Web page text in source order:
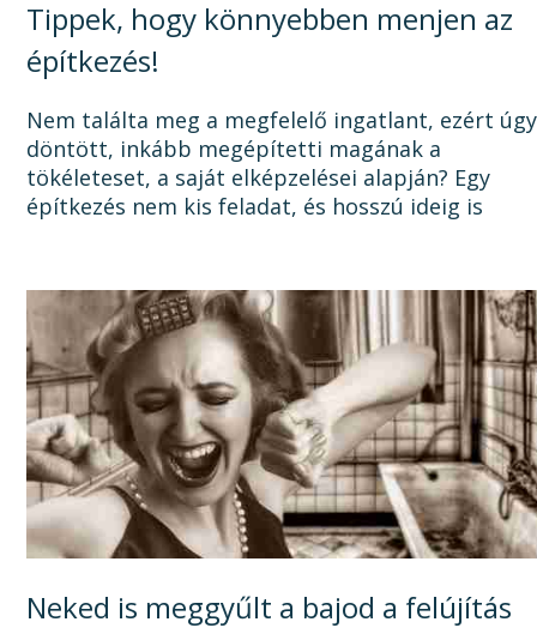
Tippek, hogy könnyebben menjen az
építkezés!
Nem találta meg a megfelelő ingatlant, ezért úgy
döntött, inkább megépítetti magának a
tökéleteset, a saját elképzelései alapján? Egy
építkezés nem kis feladat, és hosszú ideig is
Neked is meggyűlt a bajod a felújítás